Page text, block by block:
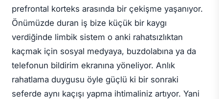
prefrontal korteks arasında bir çekişme yaşanıyor.
Önümüzde duran iş bize küçük bir kaygı
verdiğinde limbik sistem o anki rahatsızlıktan
kaçmak için sosyal medyaya, buzdolabına ya da
telefonun bildirim ekranına yöneliyor. Anlık
rahatlama duygusu öyle güçlü ki bir sonraki
seferde aynı kaçışı yapma ihtimaliniz artıyor. Yani